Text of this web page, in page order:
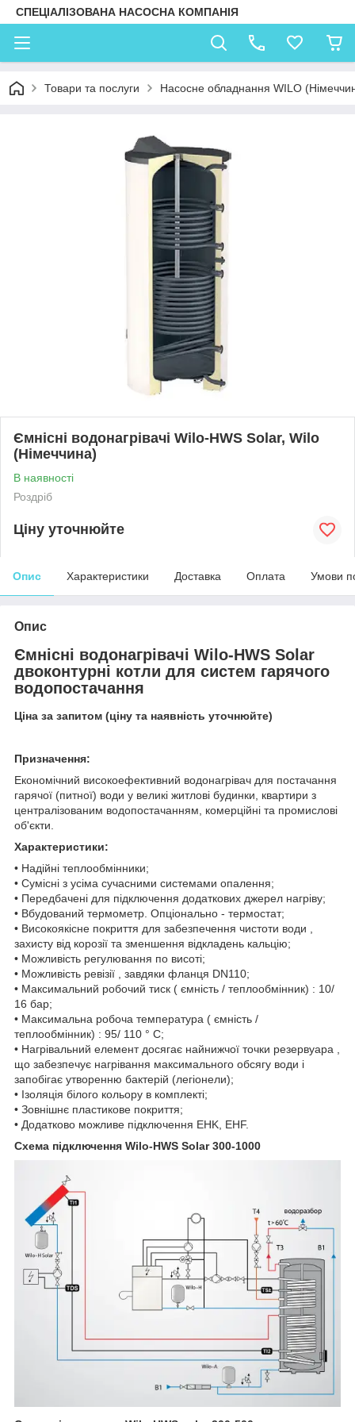
СПЕЦІАЛІЗОВАНА НАСОСНА КОМПАНІЯ
Товари та послуги Насосне обладнання WILO
Ємнісні водонагрівачі Wilo-HWS Solar, Wilo
(Німеччина)
В наявності
Роздріб
Ціну уточнюйте
Опис Характеристики Доставка Оплата Умови
Опис
Ємнісні водонагрівачі Wilo-HWS Solar
двоконтурні котли для систем гарячого
водопостачання
Ціна за запитом (ціну та наявність уточнюйте)
Призначення:
Економічний високоефективний водонагрівач для постачання
гарячої (питної) води у великі житлові будинки, квартири з
централізованим водопостачанням, комерційні та промислові
об'єкти.
Характеристики:
• Надійні теплообмінники;
• Сумісні з усіма сучасними системами опалення;
• Передбачені для підключення додаткових джерел нагріву;
• Вбудований термометр. Опціонально - термостат;
• Високоякісне покриття для забезпечення чистоти води ,
захисту від корозії та зменшення відкладень кальцію;
• Можливість регулювання по висоті;
• Можливість ревізії , завдяки фланця DN110;
• Максимальний робочий тиск ( ємність / теплообмінник) : 10/
16 бар;
• Максимальна робоча температура ( ємність /
теплообмінник) : 95/ 110 ° С;
• Нагрівальний елемент досягає найнижчої точки резервуара ,
що забезпечує нагрівання максимального обсягу води і
запобігає утворенню бактерій (легіонели);
• Ізоляція білого кольору в комплекті;
• Зовнішнє пластикове покриття;
• Додатково можливе підключення EHK, EHF.
Схема підключення Wilo-HWS Solar 300-1000